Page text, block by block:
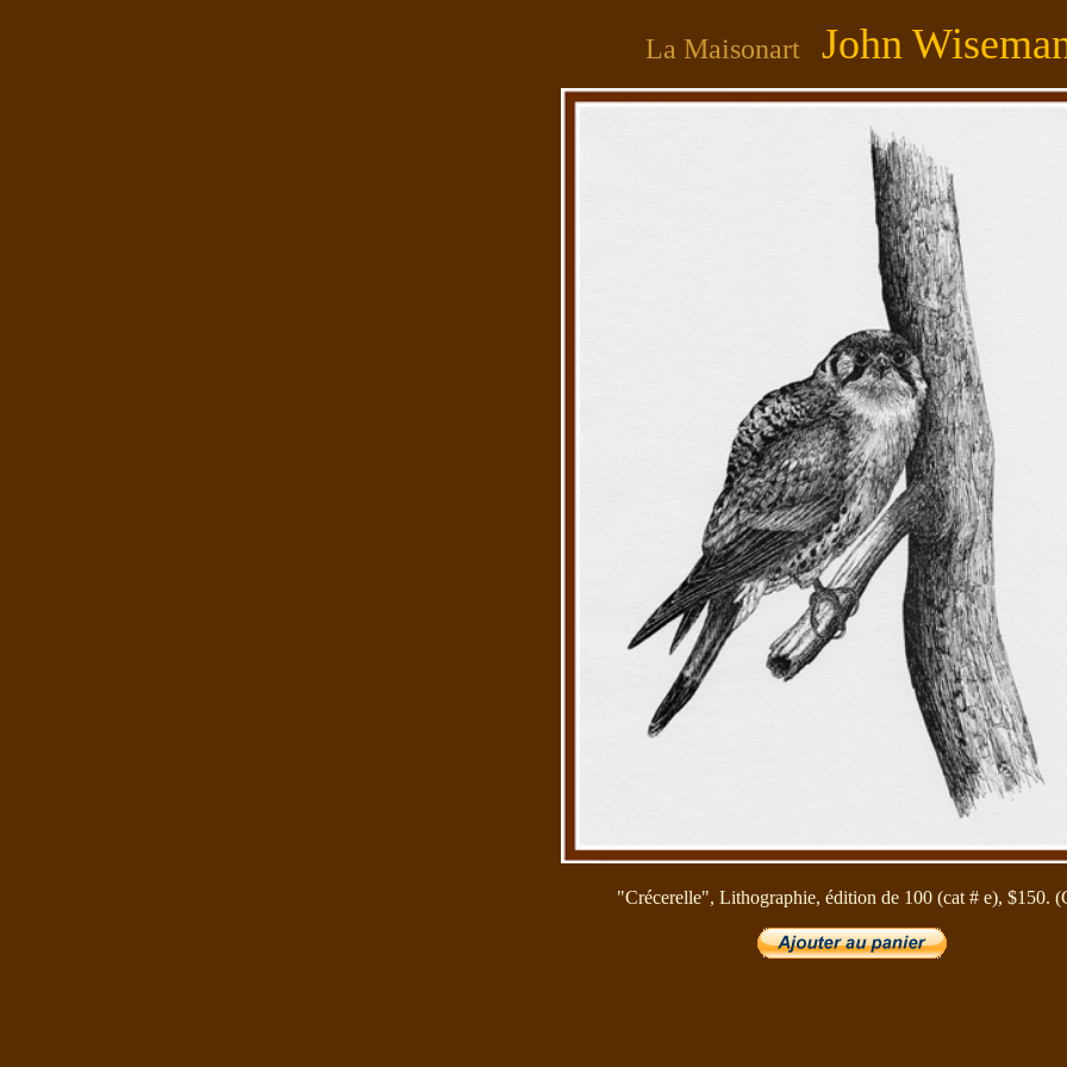
La Maisonart John
"Crécerelle", Lithographie, édition de 100 (cat # e), $150.